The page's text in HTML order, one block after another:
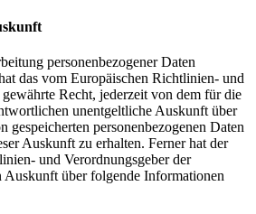
personenbezogener Daten
das vom Europäischen Richtlinien- und
Recht, jederzeit von dem für die
unentgeltliche Auskunft über
gespeicherten personenbezogenen Daten
Auskunft zu erhalten. Ferner hat der
und Verordnungsgeber der
Auskunft über folgende Informationen